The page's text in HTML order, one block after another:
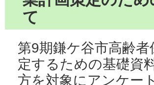
て
第9期鎌ケ谷市高齢
定するための基礎資
方を対象にアンケー